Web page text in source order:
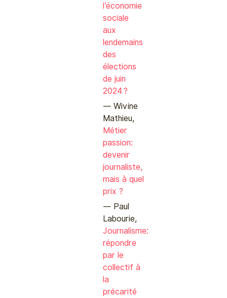
l’économie
sociale
aux
lendemains
des
élections
de juin
2024 ?
Wivine
Mathieu,
Métier
passion:
devenir
journaliste,
mais à quel
prix ?
Paul
Labourie,
Journalisme:
répondre
par le
collectif à
la
précarité